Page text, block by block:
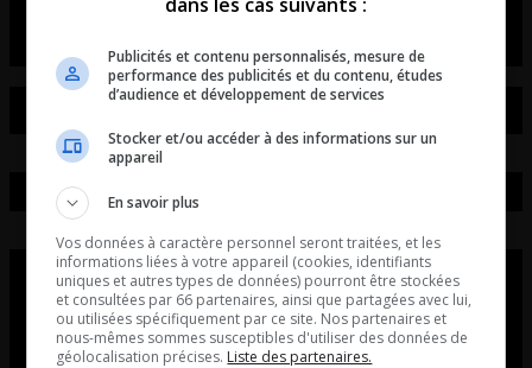
Publicités et contenu personnalisés, mesure de
performance des publicités et du contenu, études
d’audience et développement de services
Stocker et/ou accéder à des informations sur un
appareil
En savoir plus
Vos données à caractère personnel seront traitées, et les
informations liées à votre appareil (cookies, identifiants
uniques et autres types de données) pourront être stockées
et consultées par 66 partenaires, ainsi que partagées avec lui,
ou utilisées spécifiquement par ce site. Nos partenaires et
nous-mêmes sommes susceptibles d'utiliser des données de
géolocalisation précises. Liste des partenaires.